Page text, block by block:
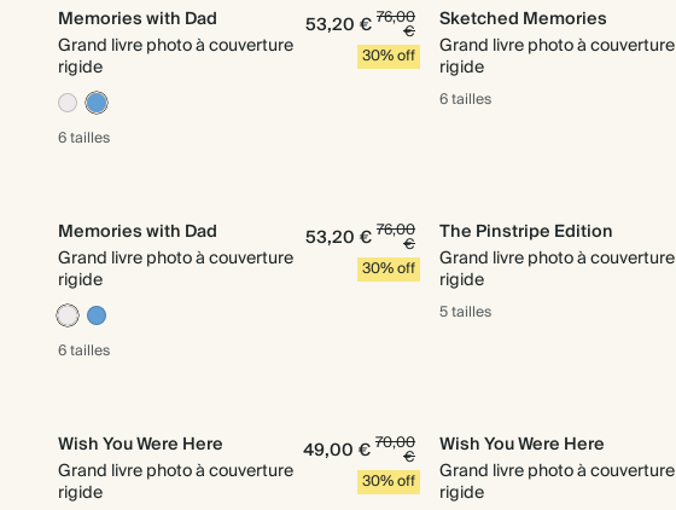
Memories with Dad
Grand livre photo à couverture
rigide
53,20 €76,00
€
30% off
6 tailles
Sketched Memories
Grand livre photo à couverture
rigide
6 tailles
Memories with Dad
Grand livre photo à couverture
rigide
53,20 €76,00
€
30% off
6 tailles
The Pinstripe Edition
Grand livre photo à couverture
rigide
5 tailles
Wish You Were Here
Grand livre photo à couverture
rigide
49,00 €70,00
€
30% off
Wish You Were Here
Grand livre photo à couverture
rigide